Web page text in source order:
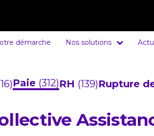
démarche Nos solutions
Paie (312)RH (139)Rupture